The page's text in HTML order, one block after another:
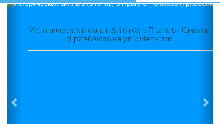
Историческая вилла в (510 м2) в Праге 5 - Смихов
(Гржебенки) на ул.У Несыпки
Previous